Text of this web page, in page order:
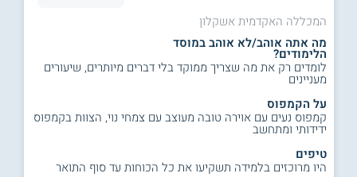
המכללה האקדמית אשקלון
מה אתה אוהב/לא אוהב במוסד
הלימודים?
לומדים רק את מה שצריך ממוקד בלי דברים מיותרים, שיעורים
מעניינים
על הקמפוס
קמפוס נעים עם אוירה טובה מעוצב עם צמחי נוי, הצוות בקמפוס
ידידותי ומתחשב
טיפים
היו מרוכזים בלמידה תשקיעו את כל הכוחות עד סוף התואר